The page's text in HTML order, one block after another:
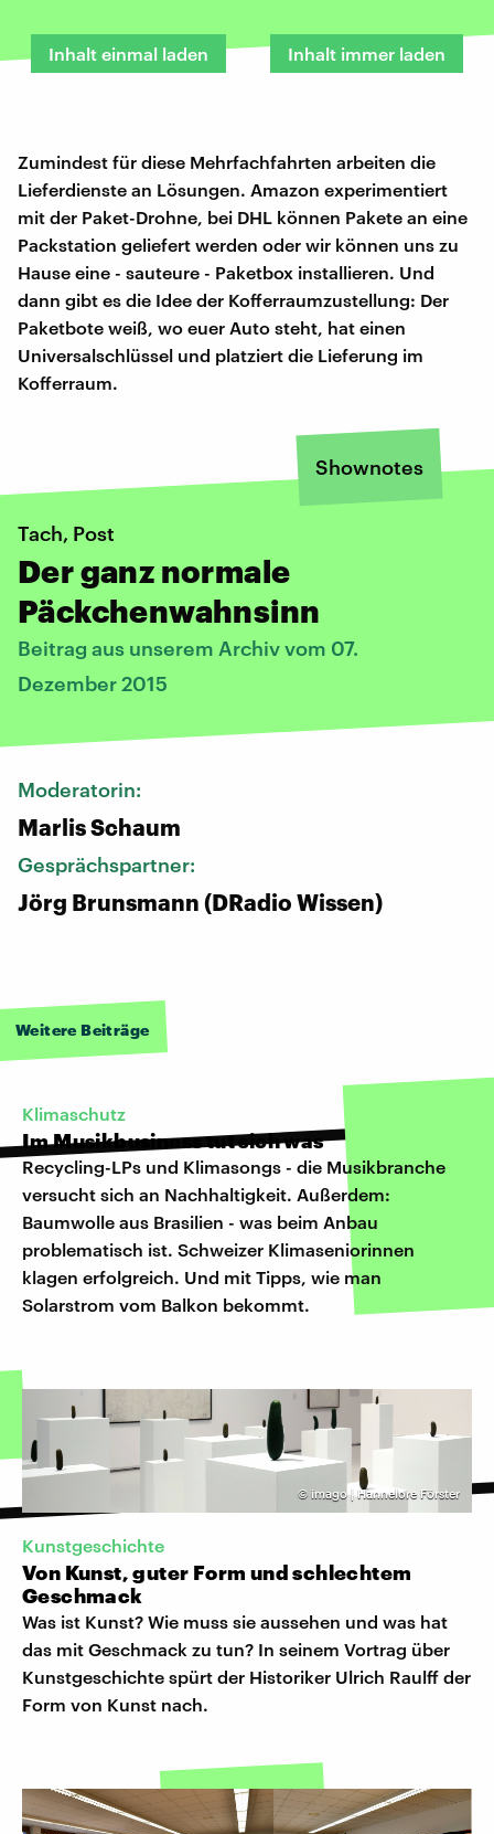
Inhalt einmal laden Inhalt immer laden
Zumindest für diese Mehrfachfahrten arbeiten die
Lieferdienste an Lösungen. Amazon experimentiert
mit der Paket-Drohne, bei DHL können Pakete an eine
Packstation geliefert werden oder wir können uns zu
Hause eine - sauteure - Paketbox installieren. Und
dann gibt es die Idee der Kofferraumzustellung: Der
Paketbote weiß, wo euer Auto steht, hat einen
Universalschlüssel und platziert die Lieferung im
Kofferraum.
Shownotes
Tach, Post
Der ganz normale
Päckchenwahnsinn
Beitrag aus unserem Archiv vom 07.
Dezember 2015
Moderatorin:
Marlis Schaum
Gesprächspartner:
Jörg Brunsmann (DRadio Wissen)
Weitere Beiträge
Klimaschutz
Im Musikbusiness tut sich was
Recycling-LPs und Klimasongs - die Musikbranche
versucht sich an Nachhaltigkeit. Außerdem:
Baumwolle aus Brasilien - was beim Anbau
problematisch ist. Schweizer Klimaseniorinnen
klagen erfolgreich. Und mit Tipps, wie man
Solarstrom vom Balkon bekommt.
© imago | Hannelore Förster
Kunstgeschichte
Von Kunst, guter Form und schlechtem
Geschmack
Was ist Kunst? Wie muss sie aussehen und was hat
das mit Geschmack zu tun? In seinem Vortrag über
Kunstgeschichte spürt der Historiker Ulrich Raulff der
Form von Kunst nach.